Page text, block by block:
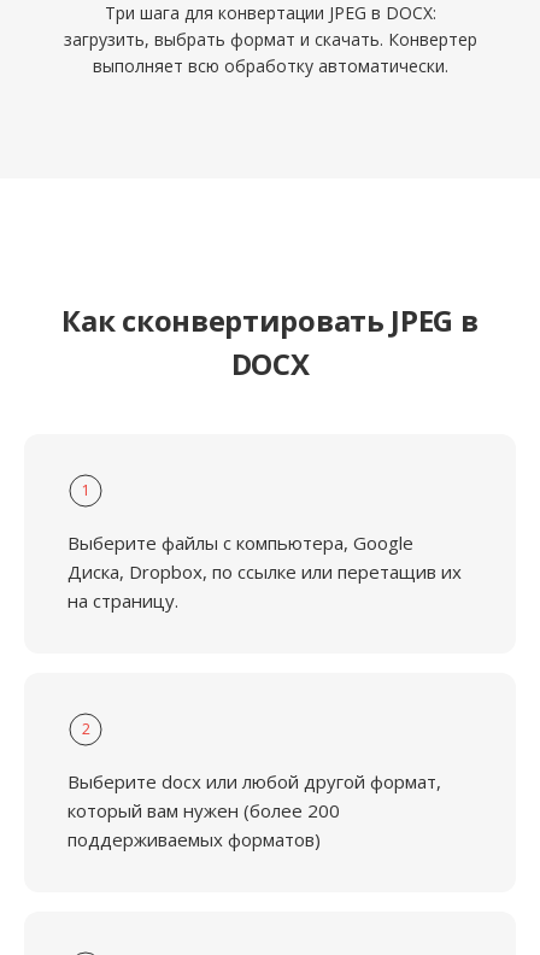
Три шага для конвертации JPEG в DOCX:
загрузить, выбрать формат и скачать. Конвертер
выполняет всю обработку автоматически.
Как сконвертировать JPEG в
DOCX
1
Выберите файлы с компьютера, Google
Диска, Dropbox, по ссылке или перетащив их
на страницу.
2
Выберите docx или любой другой формат,
который вам нужен (более 200
поддерживаемых форматов)